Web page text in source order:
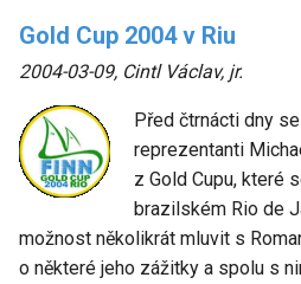
Gold Cup 2004 v Riu
2004-03-09, Cintl Václav, jr.
Před čtrnácti dny
reprezentanti
z Gold Cupu, které
brazilském Rio de
možnost několikrát mluvit s
o některé jeho zážitky a spolu s